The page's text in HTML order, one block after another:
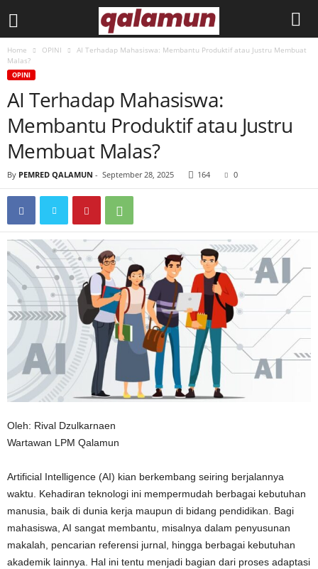
Home OPINI
AI Terhadap Mahasiswa: Membantu Produktif atau Justru Membuat
Malas?
OPINI
AI Terhadap Mahasiswa:
Membantu Produktif atau Justru
Membuat Malas?
By PEMRED QALAMUN - September 28, 2025 164 0
Oleh: Rival Dzulkarnaen
Wartawan LPM Qalamun
Artificial Intelligence (AI) kian berkembang seiring berjalannya
waktu. Kehadiran teknologi ini mempermudah berbagai kebutuhan
manusia, baik di dunia kerja maupun di bidang pendidikan. Bagi
mahasiswa, AI sangat membantu, misalnya dalam penyusunan
makalah, pencarian referensi jurnal, hingga berbagai kebutuhan
akademik lainnya. Hal ini tentu menjadi bagian dari proses adaptasi